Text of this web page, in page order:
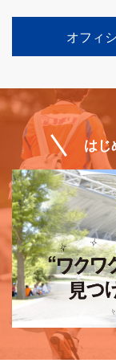
オフィ
はじ